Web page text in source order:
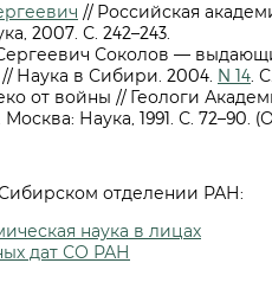
// Российская
2007. С. 242–243.
Соколов —
Наука в Сибири. 2004. N 14 .
от войны // Геологи
Наука, 1991. С. 72–90.
отделении РАН:
наука в лицах
дат СО РАН